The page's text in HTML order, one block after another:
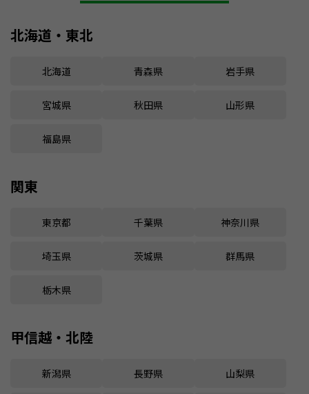
北海道・東北
北海道 青森県 岩手県
宮城県 秋田県 山形県
福島県
関東
東京都 千葉県 神奈川県
埼玉県 茨城県 群馬県
栃木県
甲信越・北陸
新潟県 長野県 山梨県